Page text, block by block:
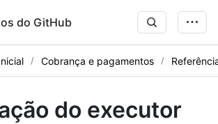
do GitHub
Cobrança e pagamentos
do executor